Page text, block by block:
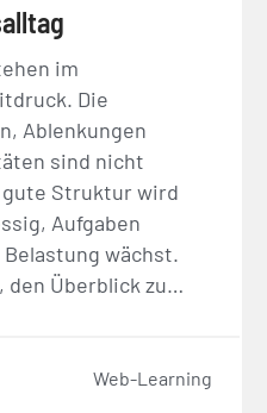
im
Die
Ablenkungen
sind nicht
gute Struktur wird
Aufgaben
wächst.
den Überblick zu…
Web-Learning